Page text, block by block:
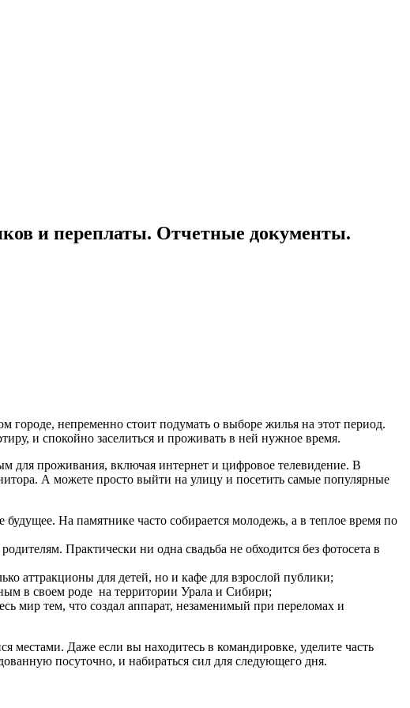
и переплаты. Отчетные документы.
непременно стоит подумать о выборе жилья на этот период.
и спокойно заселиться и проживать в ней нужное время.
для проживания, включая интернет и цифровое телевидение. В
А можете просто выйти на улицу и посетить самые популярные
На памятнике часто собирается молодежь, а в теплое время по
Практически ни одна свадьба не обходится без фотосета в
аттракционы для детей, но и кафе для взрослой публики;
в своем роде на территории Урала и Сибири;
мир тем, что создал аппарат, незаменимый при переломах и
Даже если вы находитесь в командировке, уделите часть
посуточно, и набираться сил для следующего дня.